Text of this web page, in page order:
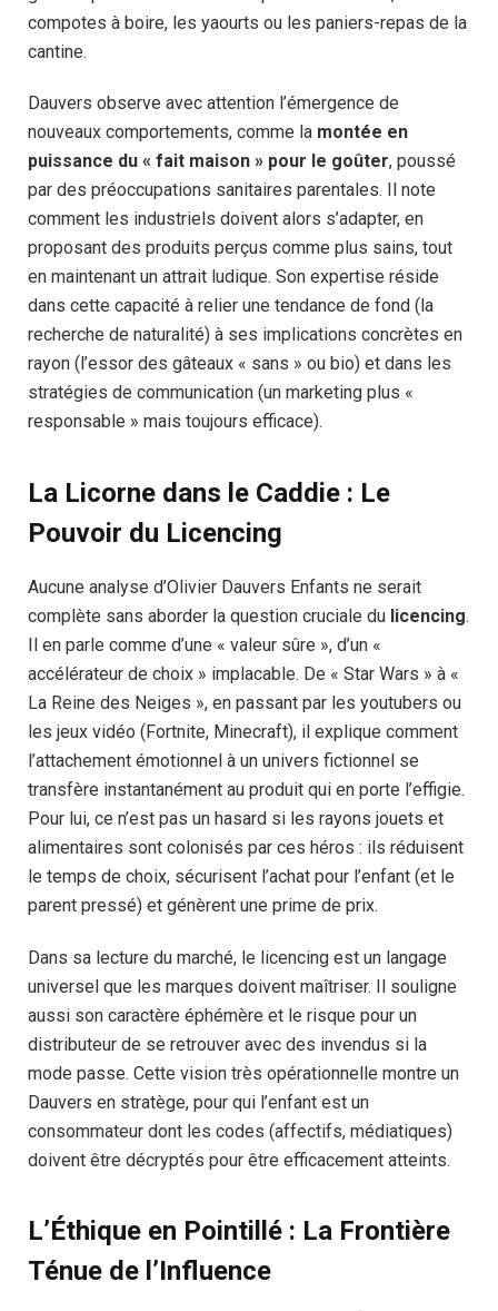
compotes à boire, les yaourts ou les paniers-repas de la
cantine.
Dauvers observe avec attention l’émergence de
nouveaux comportements, comme la montée en
puissance du « fait maison » pour le goûter, poussé
par des préoccupations sanitaires parentales. Il note
comment les industriels doivent alors s’adapter, en
proposant des produits perçus comme plus sains, tout
en maintenant un attrait ludique. Son expertise réside
dans cette capacité à relier une tendance de fond (la
recherche de naturalité) à ses implications concrètes en
rayon (l’essor des gâteaux « sans » ou bio) et dans les
stratégies de communication (un marketing plus «
responsable » mais toujours efficace).
La Licorne dans le Caddie : Le
Pouvoir du Licencing
Aucune analyse d’Olivier Dauvers Enfants ne serait
complète sans aborder la question cruciale du licencing.
Il en parle comme d’une « valeur sûre », d’un «
accélérateur de choix » implacable. De « Star Wars » à «
La Reine des Neiges », en passant par les youtubers ou
les jeux vidéo (Fortnite, Minecraft), il explique comment
l’attachement émotionnel à un univers fictionnel se
transfère instantanément au produit qui en porte l’effigie.
Pour lui, ce n’est pas un hasard si les rayons jouets et
alimentaires sont colonisés par ces héros : ils réduisent
le temps de choix, sécurisent l’achat pour l’enfant (et le
parent pressé) et génèrent une prime de prix.
Dans sa lecture du marché, le licencing est un langage
universel que les marques doivent maîtriser. Il souligne
aussi son caractère éphémère et le risque pour un
distributeur de se retrouver avec des invendus si la
mode passe. Cette vision très opérationnelle montre un
Dauvers en stratège, pour qui l’enfant est un
consommateur dont les codes (affectifs, médiatiques)
doivent être décryptés pour être efficacement atteints.
L’Éthique en Pointillé : La Frontière
Ténue de l’Influence